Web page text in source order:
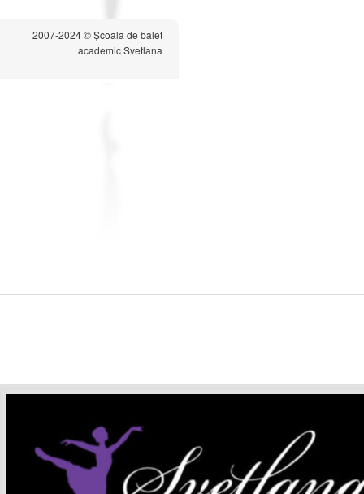
2007-2024 © Școala de balet
academic Svetlana